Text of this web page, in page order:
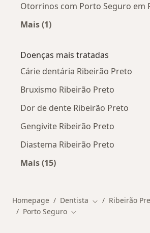
Otorrinos com Porto Seguro em
Mais (1)
Doenças mais tratadas
Cárie dentária Ribeirão Preto
Bruxismo Ribeirão Preto
Dor de dente Ribeirão Preto
Gengivite Ribeirão Preto
Diastema Ribeirão Preto
Mais (15)
Homepage Dentista Mudar de cidade
Ribeirão
Porto Seguro Mudar de cidade